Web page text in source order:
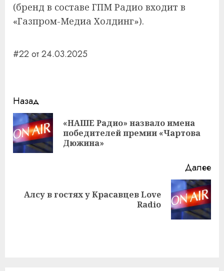
(бренд в составе ГПМ Радио входит в
«Газпром-Медиа Холдинг»).
#22 от 24.03.2025
Навигация
записи
Назад
«НАШЕ Радио» назвало имена
победителей премии «Чартова
Дюжина»
Далее
Следующая
Алсу в гостях у Красавцев Love
Radio